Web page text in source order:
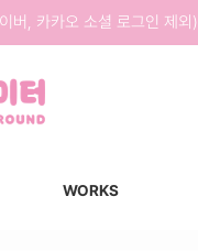
버, 카카오 소셜 로그인 제외)
WORKS